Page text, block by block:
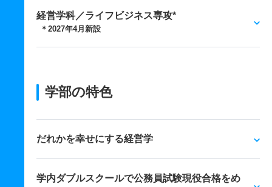
経営学科／ライフビジネス専攻*
＊2027年4月新設
学部の特色
だれかを幸せにする経営学
学内ダブルスクールで公務員試験現役合格をめ